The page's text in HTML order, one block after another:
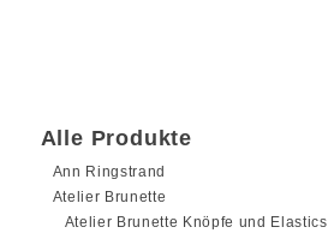
Alle Produkte
Ann Ringstrand
Atelier Brunette
Atelier Brunette Knöpfe und Elastics